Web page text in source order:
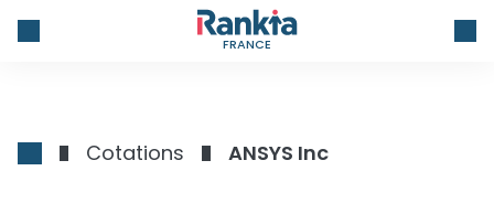
FRANCE
Cotations ANSYS Inc